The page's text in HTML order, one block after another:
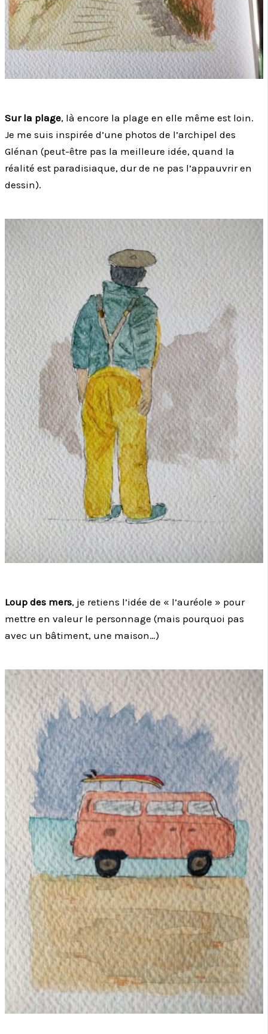
Sur la plage, là encore la plage en elle même est loin.
Je me suis inspirée d’une photos de l’archipel des
Glénan (peut-être pas la meilleure idée, quand la
réalité est paradisiaque, dur de ne pas l’appauvrir en
dessin).
Loup des mers, je retiens l’idée de « l’auréole » pour
mettre en valeur le personnage (mais pourquoi pas
avec un bâtiment, une maison…)